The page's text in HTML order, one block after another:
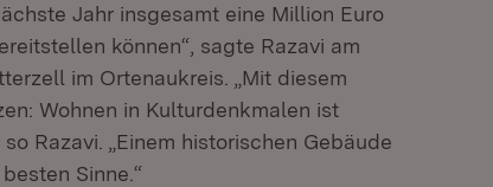
Jahr insgesamt eine Million Euro
können“, sagte Razavi am
im Ortenaukreis. „Mit diesem
Wohnen in Kulturdenkmalen ist
Razavi. „Einem historischen Gebäude
Sinne.“